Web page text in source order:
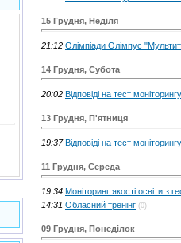
15 Грудня, Неділя
21:12 Олімпіади Олімпус
14 Грудня, Субота
20:02 Відповіді на тест
13 Грудня, П'ятниця
19:37 Відповіді на тест
11 Грудня, Середа
19:34 Моніторинг якості освіти з
14:31 Обласний тренінг (0)
09 Грудня, Понеділок